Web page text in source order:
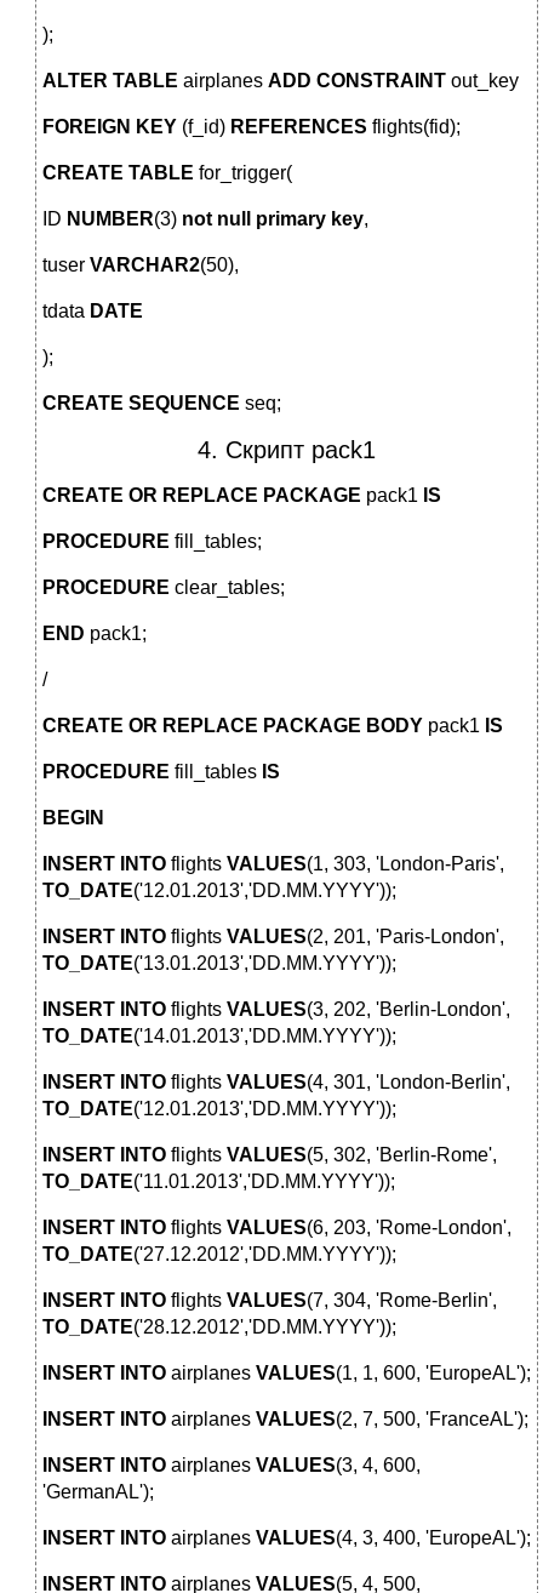
);
ALTER TABLE airplanes ADD CONSTRAINT out_key
FOREIGN KEY (f_id) REFERENCES flights(fid);
CREATE TABLE for_trigger(
ID NUMBER(3) not null primary key,
tuser VARCHAR2(50),
tdata DATE
);
CREATE SEQUENCE seq;
4. Скрипт pack1
CREATE OR REPLACE PACKAGE pack1 IS
PROCEDURE fill_tables;
PROCEDURE clear_tables;
END pack1;
/
CREATE OR REPLACE PACKAGE BODY pack1 IS
PROCEDURE fill_tables IS
BEGIN
INSERT INTO flights VALUES(1, 303, 'London-Paris',
TO_DATE('12.01.2013','DD.MM.YYYY'));
INSERT INTO flights VALUES(2, 201, 'Paris-London',
TO_DATE('13.01.2013','DD.MM.YYYY'));
INSERT INTO flights VALUES(3, 202, 'Berlin-London',
TO_DATE('14.01.2013','DD.MM.YYYY'));
INSERT INTO flights VALUES(4, 301, 'London-Berlin',
TO_DATE('12.01.2013','DD.MM.YYYY'));
INSERT INTO flights VALUES(5, 302, 'Berlin-Rome',
TO_DATE('11.01.2013','DD.MM.YYYY'));
INSERT INTO flights VALUES(6, 203, 'Rome-London',
TO_DATE('27.12.2012','DD.MM.YYYY'));
INSERT INTO flights VALUES(7, 304, 'Rome-Berlin',
TO_DATE('28.12.2012','DD.MM.YYYY'));
INSERT INTO airplanes VALUES(1, 1, 600, 'EuropeAL');
INSERT INTO airplanes VALUES(2, 7, 500, 'FranceAL');
INSERT INTO airplanes VALUES(3, 4, 600,
'GermanAL');
INSERT INTO airplanes VALUES(4, 3, 400, 'EuropeAL');
INSERT INTO airplanes VALUES(5, 4, 500,